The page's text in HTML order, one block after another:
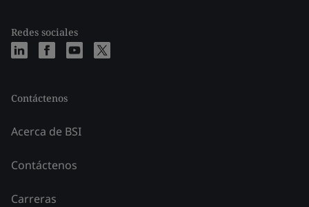
Redes sociales
Contáctenos
Acerca de BSI
Contáctenos
Carreras